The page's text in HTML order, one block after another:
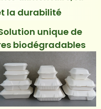
la durabilité
unique de
biodégradables